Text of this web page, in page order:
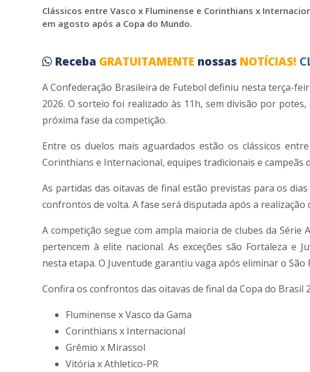
Clássicos entre Vasco x Fluminense e Corinthians x
em agosto após a Copa do Mundo.
Receba GRATUITAMENTE nossas NOTÍCIAS!
AConfederação Brasileira de Futebol definiu nesta terça-
2026. O sorteio foi realizado às 11h, sem divisão por
próxima fase da competição.
Entre os duelos mais aguardados estão os clássicos entre
Corinthians e Internacional, equipes tradicionais e campeãs
As partidas das oitavas de final estão previstas para os
confrontos de volta. A fase será disputada após a realização
A competição segue com ampla maioria de clubes da Série
pertencem à elite nacional. As exceções são Fortaleza e
nesta etapa. O Juventude garantiu vaga após eliminar o São
Confira os confrontos das oitavas de final da Copa do Brasil
Fluminense xVasco da Gama
Corinthians x Internacional
Grêmio x Mirassol
Vitória xAthletico-PR